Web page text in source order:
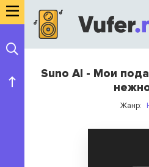
Suno AI - Мои
Жанр: